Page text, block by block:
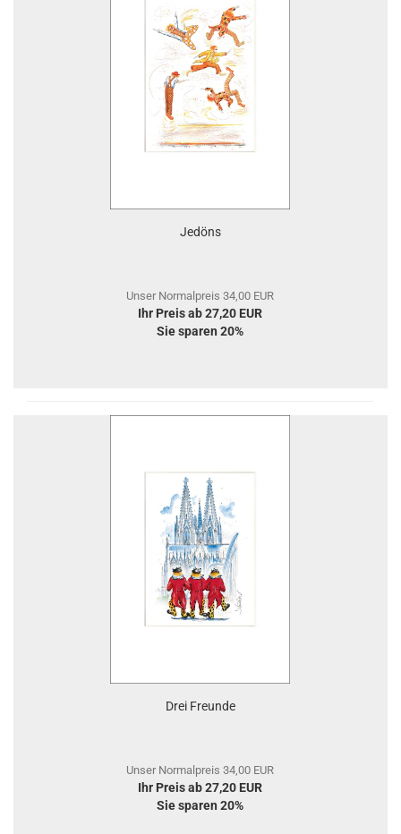
Jedöns
Unser Normalpreis 34,00 EUR
Ihr Preis ab 27,20 EUR
Sie sparen 20%
Drei Freunde
Unser Normalpreis 34,00 EUR
Ihr Preis ab 27,20 EUR
Sie sparen 20%